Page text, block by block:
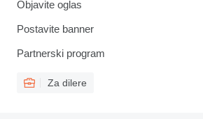
Objavite oglas
Postavite banner
Partnerski program
Za dilere